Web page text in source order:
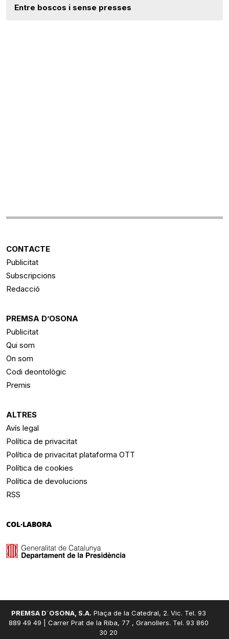
Entre boscos i sense presses
CONTACTE
Publicitat
Subscripcions
Redacció
PREMSA D’OSONA
Publicitat
Qui som
On som
Codi deontològic
Premis
ALTRES
Avís legal
Política de privacitat
Política de privacitat plataforma OTT
Política de cookies
Política de devolucions
RSS
COL·LABORA
PREMSA D´OSONA, S.A. Plaça de la Catedral, 2. Vic. Tel. 93
889 49 49 | Carrer Prat de la Riba, 77 , Granollers. Tel. 93 860
30 20